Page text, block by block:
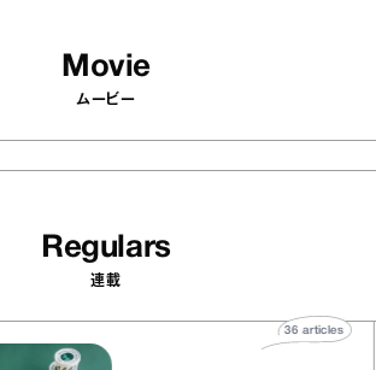
Movie
ムービー
Regulars
連載
36